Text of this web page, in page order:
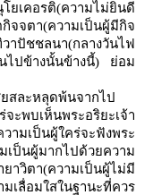
ยเคอรติ(ความไม่ยินดี
จตา(ความเป็นผู้มีกิจ
ปัชชลนา(กลางวันไฟ
ไปข้างนั้นข้างนี้) ย่อม
สละหลุดพ้นจากไป
ะพบเห็นพระอริยะเจ้า
เป็นผู้ใคร่จะฟังพระ
ผู้มากไปด้วยความ
าวิตา(ความเป็นผู้ไม่มี
ลื่อมใสในฐานะที่ควร